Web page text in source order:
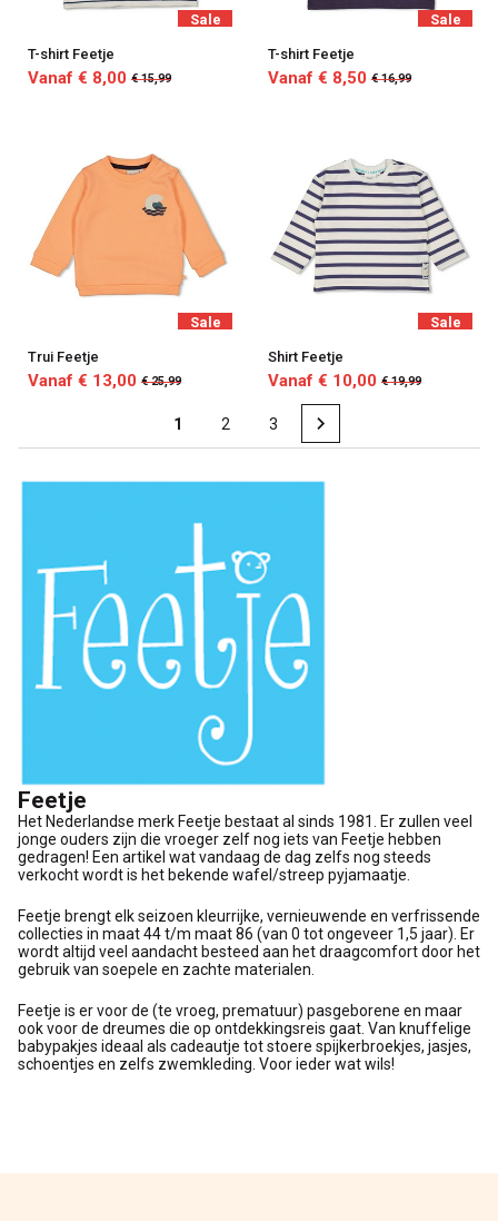
Sale
T-shirt Feetje
Vanaf € 8,00 € 15,99
Sale
T-shirt Feetje
Vanaf € 8,50 € 16,99
Sale
Trui Feetje
Vanaf € 13,00 € 25,99
Sale
Shirt Feetje
Vanaf € 10,00 € 19,99
1 2 3
Feetje
Het Nederlandse merk Feetje bestaat al sinds 1981. Er zullen veel
jonge ouders zijn die vroeger zelf nog iets van Feetje hebben
gedragen! Een artikel wat vandaag de dag zelfs nog steeds
verkocht wordt is het bekende wafel/streep pyjamaatje.
Feetje brengt elk seizoen kleurrijke, vernieuwende en verfrissende
collecties in maat 44 t/m maat 86 (van 0 tot ongeveer 1,5 jaar). Er
wordt altijd veel aandacht besteed aan het draagcomfort door het
gebruik van soepele en zachte materialen.
Feetje is er voor de (te vroeg, prematuur) pasgeborene en maar
ook voor de dreumes die op ontdekkingsreis gaat. Van knuffelige
babypakjes ideaal als cadeautje tot stoere spijkerbroekjes, jasjes,
schoentjes en zelfs zwemkleding. Voor ieder wat wils!